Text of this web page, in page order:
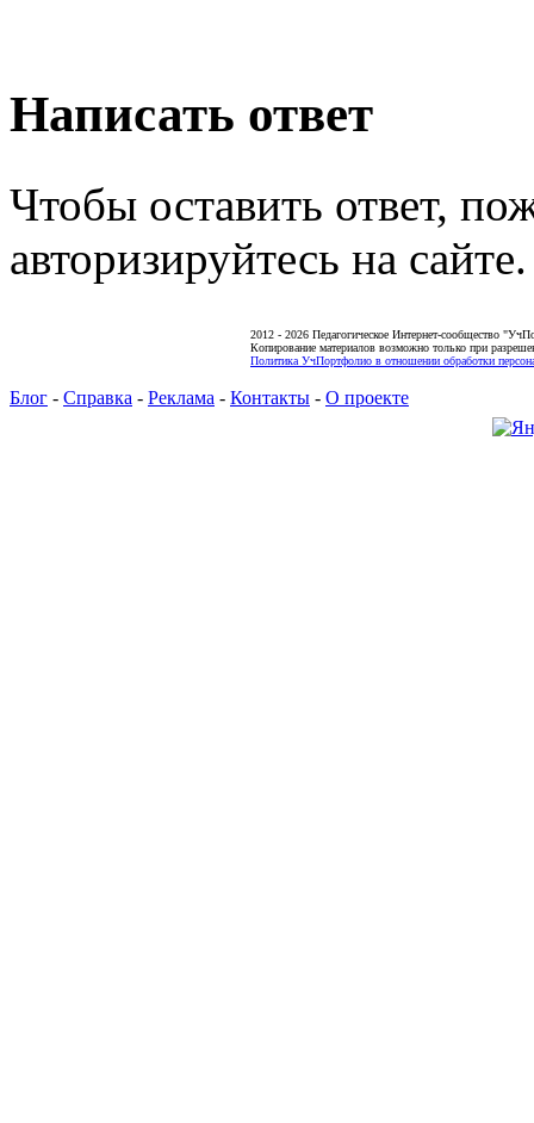
Написать ответ
Чтобы оставить ответ,
авторизируйтесь на сайте.
2012 - 2026 Педагогическое Интернет-сообщество
Копирование материалов возможно только при
Политика УчПортфолио в отношении обработки
Блог - Справка - Реклама - Контакты - О проекте